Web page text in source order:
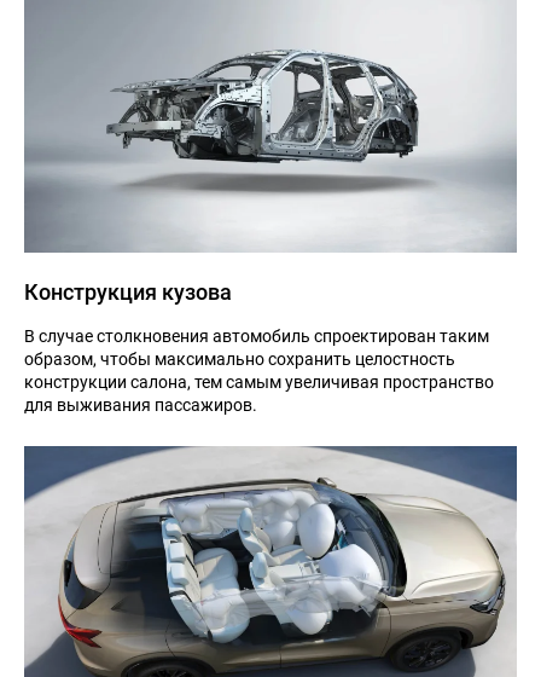
Конструкция кузова
В случае столкновения автомобиль спроектирован таким
образом, чтобы максимально сохранить целостность
конструкции салона, тем самым увеличивая пространство
для выживания пассажиров.